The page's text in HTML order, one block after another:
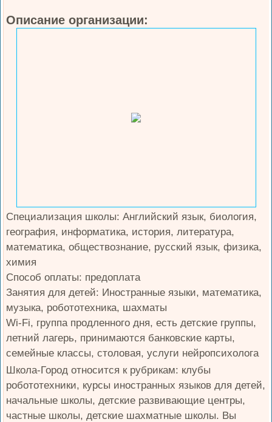
Описание организации:
Специализация школы: Английский язык, биология,
география, информатика, история, литература,
математика, обществознание, русский язык, физика,
химия
Способ оплаты: предоплата
Занятия для детей: Иностранные языки, математика,
музыка, робототехника, шахматы
Wi-Fi, группа продленного дня, есть детские группы,
летний лагерь, принимаются банковские карты,
семейные классы, столовая, услуги нейропсихолога
Школа-Город относится к рубрикам: клубы
робототехники, курсы иностранных языков для детей,
начальные школы, детские развивающие центры,
частные школы, детские шахматные школы. Вы